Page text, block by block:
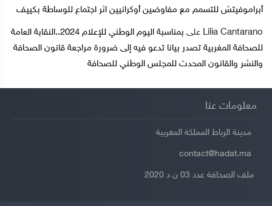
أبراموفيتش للتسمم مع مفاوضين أوكرانيين اثر اجتماع للوساطة بكييف
Lilia Cantarano على
بمناسبة اليوم الوطني للإعلام 2024..النقابة العامة
للصحافة المغربية تصدر بيانا تدعو فيه إلى ضرورة مراجعة قانون الصحافة
والنشر والقانون المحدث للمجلس الوطني للصحافة
معلومات عنا
مدينة الرباط المملكة المغربية
ملف الصحافة عدد 03 ن د 2020